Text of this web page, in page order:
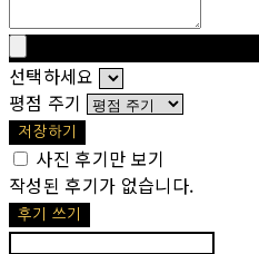
선택하세요
평점 주기
저장하기
사진 후기만 보기
작성된 후기가 없습니다.
후기 쓰기